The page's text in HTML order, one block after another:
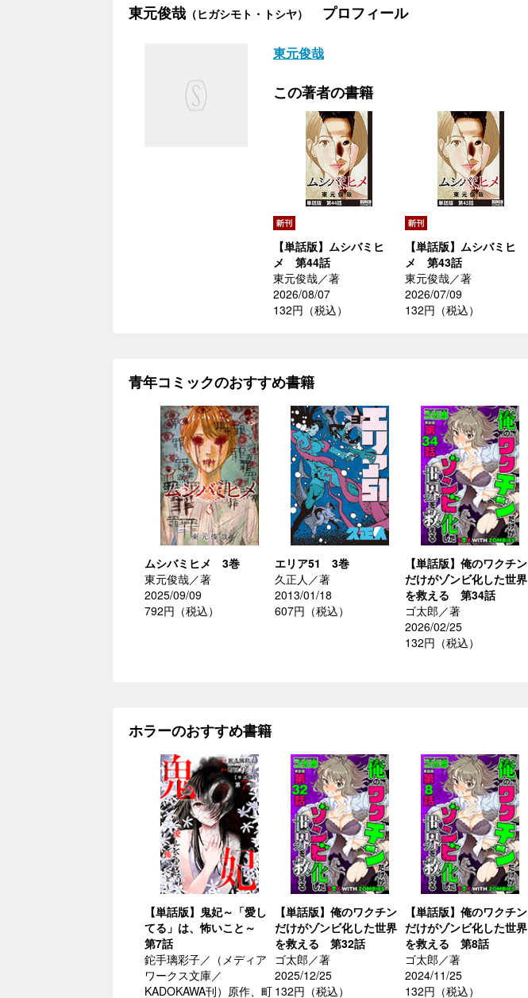
東元俊哉 （ヒガシモト・トシヤ） プロフィール
東元俊哉
この著者の書籍
【単話版】ムシバミヒ
メ 第44話
東元俊哉／著
2026/08/07
132円（税込）
【単話版】ムシバミヒ
メ 第43話
東元俊哉／著
2026/07/09
132円（税込）
青年コミックのおすすめ書籍
ムシバミヒメ 3巻
東元俊哉／著
2025/09/09
792円（税込）
エリア51 3巻
久正人／著
2013/01/18
607円（税込）
【単話版】俺のワクチン
だけがゾンビ化した世界
を救える 第34話
ゴ太郎／著
2026/02/25
132円（税込）
ホラーのおすすめ書籍
【単話版】鬼妃～「愛し
てる」は、怖いこと～
第7話
鉈手璃彩子／（メディア
ワークス文庫／
KADOKAWA刊）原作、町
【単話版】俺のワクチン
だけがゾンビ化した世界
を救える 第32話
ゴ太郎／著
2025/12/25
132円（税込）
【単話版】俺のワクチン
だけがゾンビ化した世界
を救える 第8話
ゴ太郎／著
2024/11/25
132円（税込）